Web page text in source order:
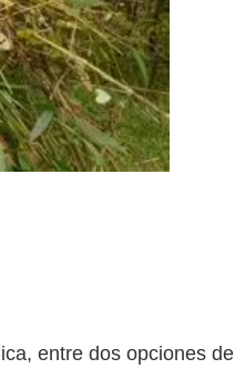
entre dos opciones de